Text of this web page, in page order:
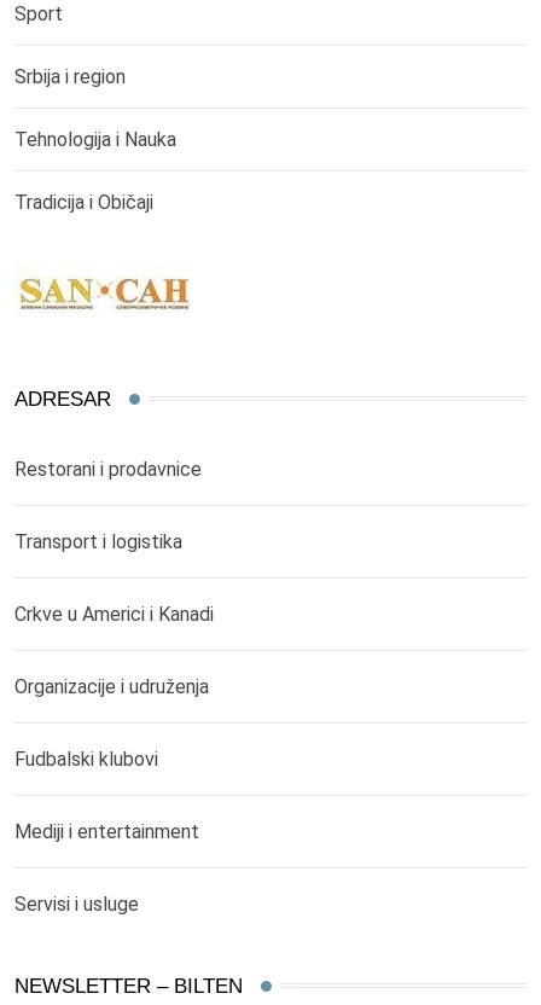
Sport
Srbija i region
Tehnologija i Nauka
Tradicija i Običaji
ADRESAR
Restorani i prodavnice
Transport i logistika
Crkve u Americi i Kanadi
Organizacije i udruženja
Fudbalski klubovi
Mediji i entertainment
Servisi i usluge
NEWSLETTER – BILTEN